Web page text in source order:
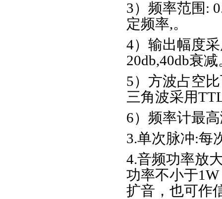
3）频率范围:
定频率,。
4）输出幅度
20db,40db衰减
5）方波占空
三角波采用
6）频率计最
3.单次脉冲:每
4.音频功率放
功率不小于
扩音，也可作